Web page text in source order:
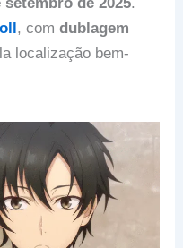
, comdublagem
localização bem-